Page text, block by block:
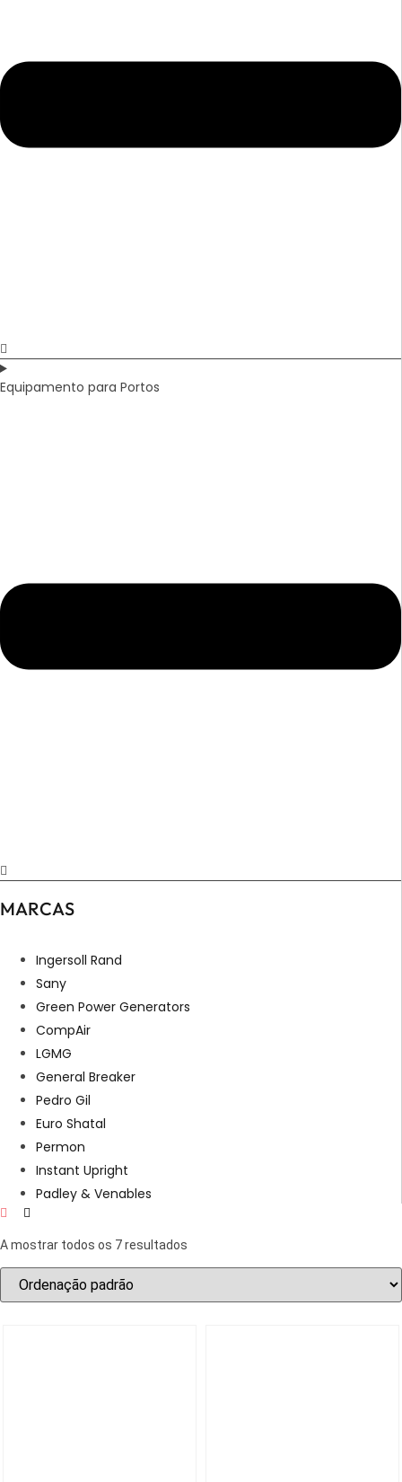
Equipamento para Portos
MARCAS
Ingersoll Rand
Sany
Green Power Generators
CompAir
LGMG
General Breaker
Pedro Gil
Euro Shatal
Permon
Instant Upright
Padley & Venables
A mostrar todos os 7 resultados